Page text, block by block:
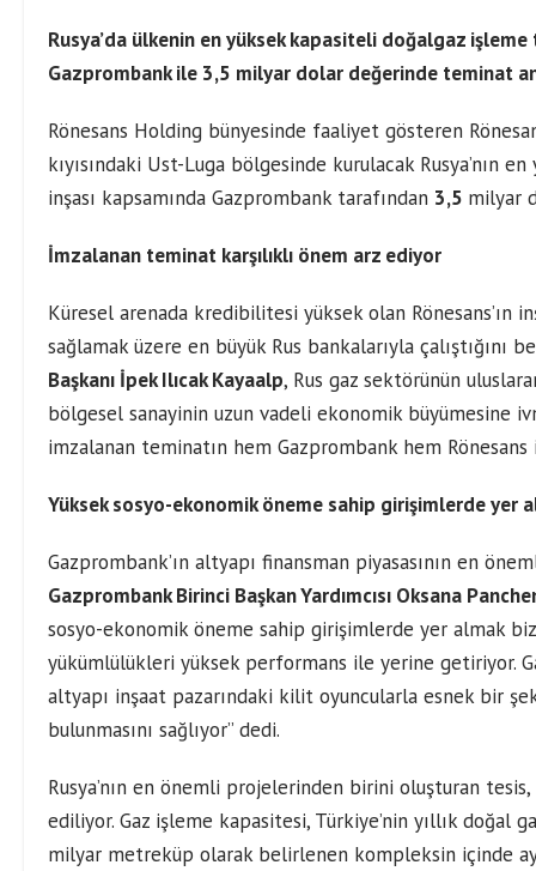
Rusya’da ülkenin en yüksek kapasiteli doğalgaz
Gazprombank ile 3,5 milyar dolar değerinde teminat
Rönesans Holding bünyesinde faaliyet gösteren
kıyısındaki Ust-Luga bölgesinde kurulacak Rusya’nın
inşası kapsamında Gazprombank tarafından 3,5 milyar
İmzalanan teminat karşılıklı önem arz ediyor
Küresel arenada kredibilitesi yüksek olan
sağlamak üzere en büyük Rus bankalarıyla çalıştığını
Başkanı İpek Ilıcak Kayaalp, Rus gaz sektörünün
bölgesel sanayinin uzun vadeli ekonomik büyümesine
imzalanan teminatın hem Gazprombank hem
Yüksek sosyo-ekonomik öneme sahip girişimlerde yer
Gazprombank’ın altyapı finansman piyasasının en
Gazprombank Birinci Başkan Yardımcısı Oksana
sosyo-ekonomik öneme sahip girişimlerde yer almak
yükümlülükleri yüksek performans ile yerine getiriyor.
altyapı inşaat pazarındaki kilit oyuncularla esnek bir
bulunmasını sağlıyor” dedi.
Rusya’nın en önemli projelerinden birini oluşturan
ediliyor. Gaz işleme kapasitesi, Türkiye’nin yıllık
milyar metreküp olarak belirlenen kompleksin içinde